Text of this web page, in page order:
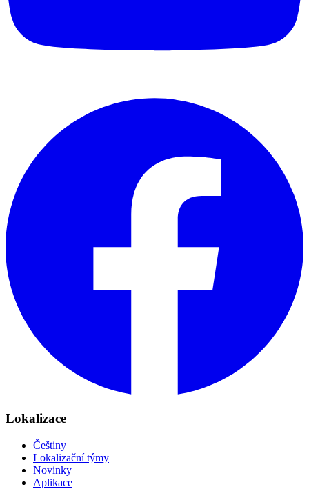
Lokalizace
Češtiny
Lokalizační týmy
Novinky
Aplikace